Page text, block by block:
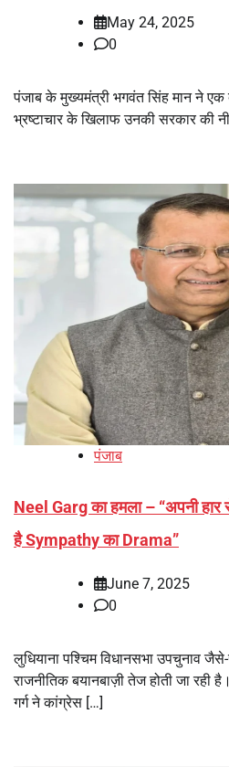
May 24, 2025
0
पंजाब के मुख्यमंत्री भगवंत सिंह मान ने एक
भ्रष्टाचार के खिलाफ उनकी सरकार की
पंजाब
Neel Garg का हमला – “अपनी
है Sympathy का Drama”
June 7, 2025
0
लुधियाना पश्चिम विधानसभा उपचुनाव
राजनीतिक बयानबाज़ी तेज होती जा रही
गर्ग ने कांग्रेस […]